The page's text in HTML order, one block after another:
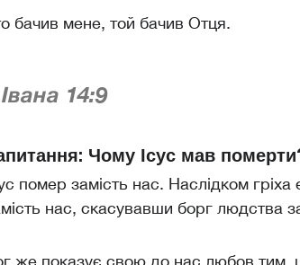
бачив мене, той бачив Отця.
Івана 14:9
Чому Ісус мав
помер замість нас. Наслідком
нас, скасувавши борг людства
же показує свою до нас любов